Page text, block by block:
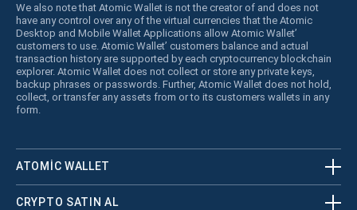
We also note that Atomic Wallet is not the creator of and does not
have any control over any of the virtual currencies that the Atomic
Desktop and Mobile Wallet Applications allow Atomic Wallet’
customers to use. Atomic Wallet’ customers balance and actual
transaction history are supported by each cryptocurrency blockchain
explorer. Atomic Wallet does not collect or store any private keys,
backup phrases or passwords. Further, Atomic Wallet does not hold,
collect, or transfer any assets from or to its customers wallets in any
form.
ATOMIC WALLET
CRYPTO SATIN AL